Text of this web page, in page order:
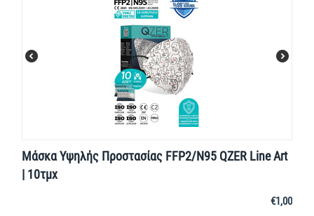
Μάσκα Υψηλής Προστασίας FFP2/N95 QZER Line Art
| 10τμχ
€1,00